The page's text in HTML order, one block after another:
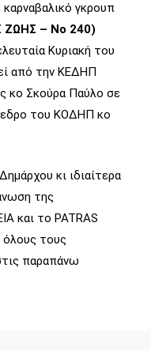
γκρουπ
ΖΩΗΣ – Νο 240)
Κυριακή του
από την ΚΕΔΗΠ
κο Σκούρα Παύλο σε
του ΚΟΔΗΠ κο
κι ιδιαίτερα
της
και το PATRAS
όλους τους
παραπάνω